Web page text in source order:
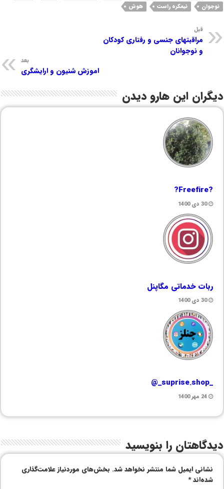
نوجوان
نیمکره راست هوش
قبل
مراقبتهای جنسی و رفتاری کودکان
و نوجوانان
بعد
اموزش شنیون و ارایشگری
دیگران این هارو دیدن
?Freefire?
30 دی 1400
ربات خدماتی مگاپنل
30 دی 1400
_suprise.shop_@
24 مهر 1400
دیدگاهتان را بنویسید
نشانی ایمیل شما منتشر نخواهد شد. بخش‌های موردنیاز علامت‌گذاری
شده‌اند*